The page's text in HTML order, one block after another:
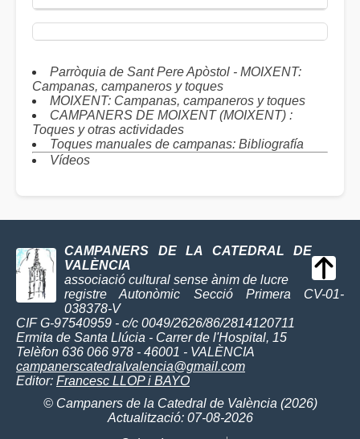
Parròquia de Sant Pere Apòstol - MOIXENT:
Campanas, campaneros y toques
MOIXENT: Campanas, campaneros y toques
CAMPANERS DE MOIXENT (MOIXENT) :
Toques y otras actividades
Toques manuales de campanas: Bibliografía
Vídeos
CAMPANERS DE LA CATEDRAL DE
VALÈNCIA
associació cultural sense ànim de lucre
registre Autonòmic Secció Primera CV-01-
038378-V
CIF G-97540959 - c/c 0049/2626/86/2814120711
Ermita de Santa Llúcia - Carrer de l'Hospital, 15
Telèfon 636 066 978 - 46001 - VALÈNCIA
campanerscatedralvalencia@gmail.com
Editor: Francesc LLOP i BAYO
© Campaners de la Catedral de València (2026)
Actualització: 07-08-2026